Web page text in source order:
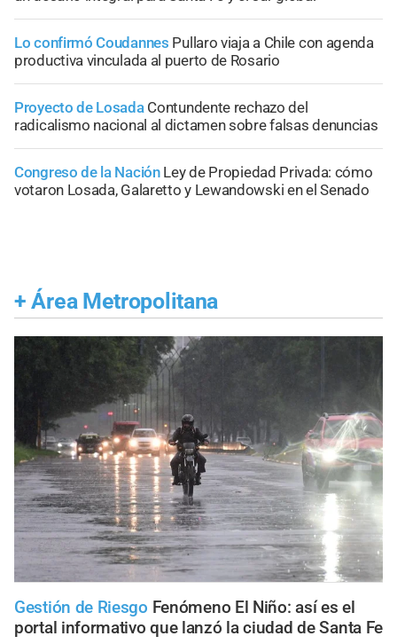
Lo confirmó Coudannes Pullaro viaja a Chile con agenda
productiva vinculada al puerto de Rosario
Proyecto de Losada Contundente rechazo del
radicalismo nacional al dictamen sobre falsas denuncias
Congreso de la Nación Ley de Propiedad Privada: cómo
votaron Losada, Galaretto y Lewandowski en el Senado
+ Área Metropolitana
Gestión de Riesgo Fenómeno El Niño: así es el
portal informativo que lanzó la ciudad de Santa Fe